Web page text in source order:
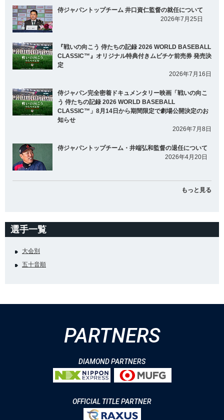
侍ジャパントップチーム 井口資仁監督の就任について
2026年7月25日
『戦いの向こう 侍たちの記録 2026 WORLD BASEBALL
CLASSIC™』オリジナル特典付きムビチケ前売券 発売決
定
2026年7月16日
侍ジャパン完全密着ドキュメンタリー映画「戦いの向こ
う 侍たちの記録 2026 WORLD BASEBALL
CLASSIC™」8月14日から期間限定で劇場公開決定のお
知らせ
2026年7月8日
侍ジャパントップチーム・井端弘和監督の退任について
2026年4月20日
もっと見る
選手一覧
大会別
五十音順
PARTNERS
DIAMOND PARTNERS
OFFICIAL TITLE PARTNER